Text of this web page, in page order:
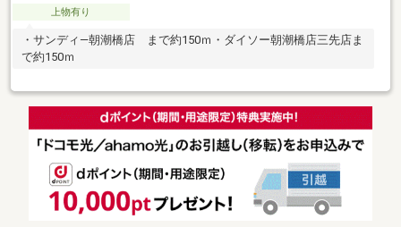
上物有り
・サンディ―朝潮橋店 まで約150ｍ・ダイソー朝潮橋店三先店ま
で約150ｍ